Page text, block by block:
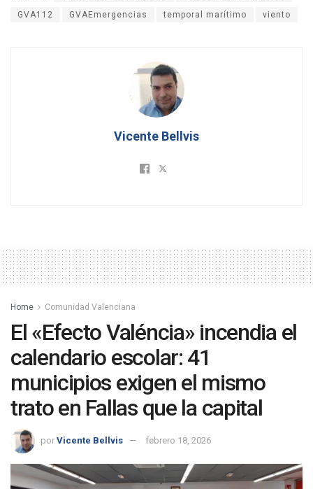
GVA112 GVAEmergencias temporal marítimo viento
Vicente Bellvis
Home Comunidad Valenciana
El «Efecto Valéncia» incendia el
calendario escolar: 41
municipios exigen el mismo
trato en Fallas que la capital
por Vicente Bellvis febrero 18, 2026